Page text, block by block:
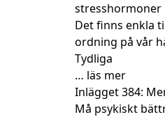
stresshormoner
Det finns enkla
ordning på vår
Tydliga
… läs mer
Inlägget384:
Må psykiskt